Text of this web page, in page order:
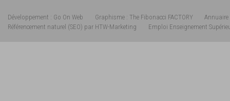
Développement : Go On Web Graphisme : The Fibonacci FACTORY
Annuaire
Référencement naturel (SEO) par HTW-Marketing
Emploi Enseignement